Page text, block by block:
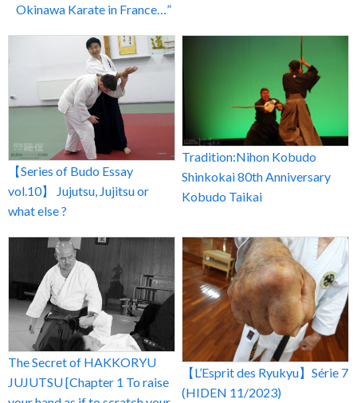
Okinawa Karate in France…”
【Series of Budo Essay
vol.10】 Jujutsu, Jujitsu or
what else ?
Tradition:Nihon Kobudo
Shinkokai 80th Anniversary
Kobudo Taikai
The Secret of HAKKORYU
JUJUTSU [Chapter 1 To raise
【L’Esprit des Ryukyu】Série 7
(HIDEN 11/2023)